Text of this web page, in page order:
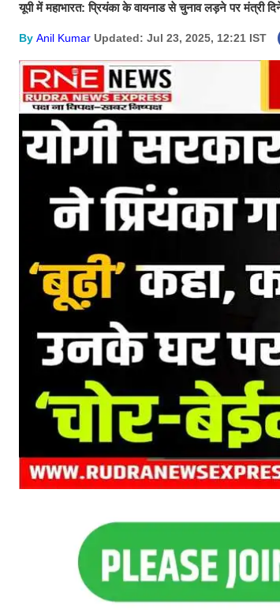
यूपी में महाभारत: प्रियंका के वायनाड से चुनाव लड़ने पर मंत्री
By Anil Kumar Updated: Jul 23, 2025, 12:21 IST